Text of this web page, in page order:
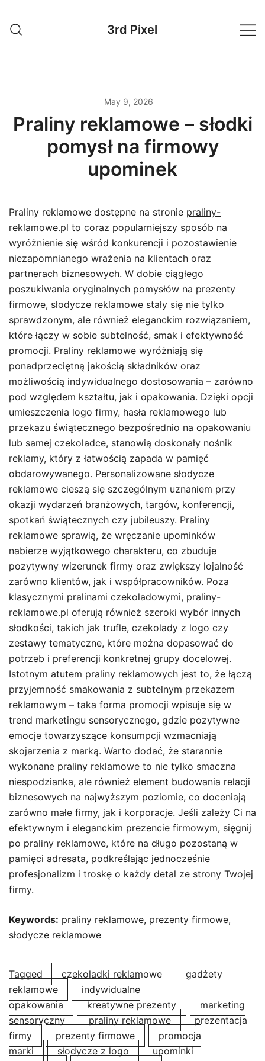
content
3rd Pixel
May 9, 2026
Praliny reklamowe – słodki
pomysł na firmowy
upominek
Praliny reklamowe dostępne na stronie praliny-
reklamowe.pl to coraz popularniejszy sposób na
wyróżnienie się wśród konkurencji i pozostawienie
niezapomnianego wrażenia na klientach oraz
partnerach biznesowych. W dobie ciągłego
poszukiwania oryginalnych pomysłów na prezenty
firmowe, słodycze reklamowe stały się nie tylko
sprawdzonym, ale również eleganckim rozwiązaniem,
które łączy w sobie subtelność, smak i efektywność
promocji. Praliny reklamowe wyróżniają się
ponadprzeciętną jakością składników oraz
możliwością indywidualnego dostosowania – zarówno
pod względem kształtu, jak i opakowania. Dzięki opcji
umieszczenia logo firmy, hasła reklamowego lub
przekazu świątecznego bezpośrednio na opakowaniu
lub samej czekoladce, stanowią doskonały nośnik
reklamy, który z łatwością zapada w pamięć
obdarowywanego. Personalizowane słodycze
reklamowe cieszą się szczególnym uznaniem przy
okazji wydarzeń branżowych, targów, konferencji,
spotkań świątecznych czy jubileuszy. Praliny
reklamowe sprawią, że wręczanie upominków
nabierze wyjątkowego charakteru, co zbuduje
pozytywny wizerunek firmy oraz zwiększy lojalność
zarówno klientów, jak i współpracowników. Poza
klasycznymi pralinami czekoladowymi, praliny-
reklamowe.pl oferują również szeroki wybór innych
słodkości, takich jak trufle, czekolady z logo czy
zestawy tematyczne, które można dopasować do
potrzeb i preferencji konkretnej grupy docelowej.
Istotnym atutem praliny reklamowych jest to, że łączą
przyjemność smakowania z subtelnym przekazem
reklamowym – taka forma promocji wpisuje się w
trend marketingu sensorycznego, gdzie pozytywne
emocje towarzyszące konsumpcji wzmacniają
skojarzenia z marką. Warto dodać, że starannie
wykonane praliny reklamowe to nie tylko smaczna
niespodzianka, ale również element budowania relacji
biznesowych na najwyższym poziomie, co doceniają
zarówno małe firmy, jak i korporacje. Jeśli zależy Ci na
efektywnym i eleganckim prezencie firmowym, sięgnij
po praliny reklamowe, które na długo pozostaną w
pamięci adresata, podkreślając jednocześnie
profesjonalizm i troskę o każdy detal ze strony Twojej
firmy.
Keywords: praliny reklamowe, prezenty firmowe,
słodycze reklamowe
Tagged czekoladki reklamowe
gadżety
reklamowe
indywidualne
opakowania
kreatywne prezenty
marketing
sensoryczny
praliny reklamowe
prezentacja
firmy
prezenty firmowe
promocja
marki
słodycze z logo
upominki